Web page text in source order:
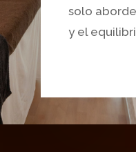
solo
y el